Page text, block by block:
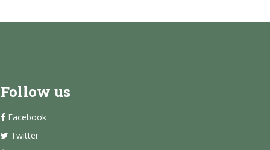
Follow us
Facebook
Twitter